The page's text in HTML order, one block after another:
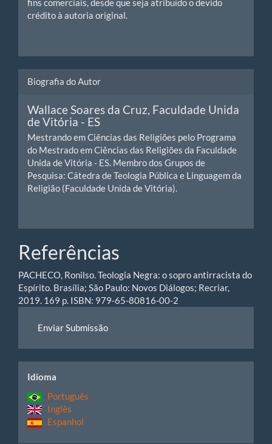
fins comerciais, desde que seja atribuído o devido
crédito à autoria original.
Biografia do Autor
Wallace Soares da Cruz, Faculdade Unida
de Vitória - ES
Mestrando em Ciências das Religiões pelo Programa
do Mestrado em Ciências das Religiões da Faculdade
Unida de Vitória - ES. Membro dos Grupos de
Pesquisa: Cátedra de Teologia Pública e Linguagem da
Religião (Faculdade Unida de Vitória).
Referências
PACHECO, Ronilso. Teologia Negra: o sopro antirracista do
Espírito. Brasília; São Paulo: Novos Diálogos; Recriar,
2019. 169 p. ISBN: 979-65-80816-00-2
Submissão
Enviar Submissão
idiomas
Idioma
Português
Inglês
Espanhol